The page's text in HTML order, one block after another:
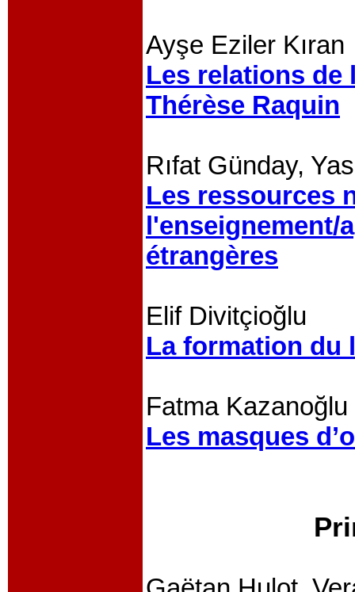
Ayşe Eziler Kıran
Les relations de
Thérèse Raquin
Rıfat Günday,
Les ressources
l'enseignement/
étrangères
Elif Divitçioğlu
La formation du
Fatma Kazanoğlu
Les masques